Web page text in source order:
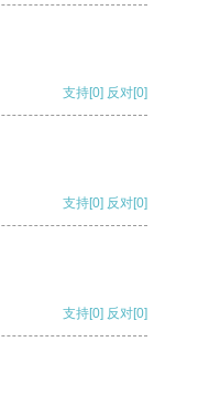
支持[0] 反对[0]
支持[0] 反对[0]
支持[0] 反对[0]